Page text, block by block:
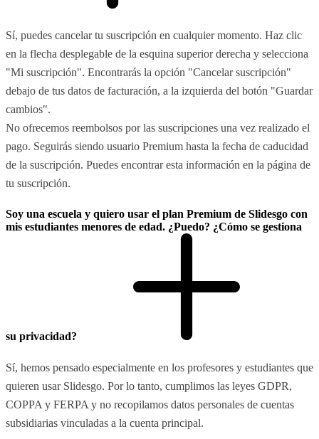
Sí, puedes cancelar tu suscripción en cualquier momento. Haz clic
en la flecha desplegable de la esquina superior derecha y selecciona
"Mi suscripción". Encontrarás la opción "Cancelar suscripción"
debajo de tus datos de facturación, a la izquierda del botón "Guardar
cambios".
No ofrecemos reembolsos por las suscripciones una vez realizado el
pago. Seguirás siendo usuario Premium hasta la fecha de caducidad
de la suscripción. Puedes encontrar esta información en la página de
tu suscripción.
Soy una escuela y quiero usar el plan Premium de Slidesgo con
mis estudiantes menores de edad. ¿Puedo? ¿Cómo se gestiona
su privacidad?
Sí, hemos pensado especialmente en los profesores y estudiantes que
quieren usar Slidesgo. Por lo tanto, cumplimos las leyes GDPR,
COPPA y FERPA y no recopilamos datos personales de cuentas
subsidiarias vinculadas a la cuenta principal.